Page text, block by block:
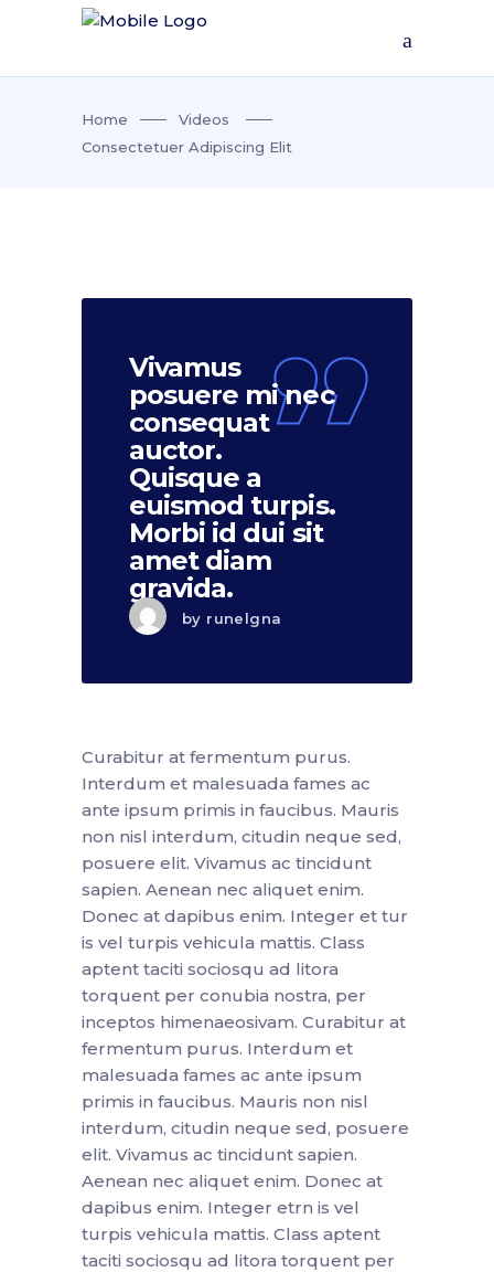
Home
Videos
Consectetuer Adipiscing Elit
Vivamus
posuere mi nec
consequat
auctor.
Quisque a
euismod turpis.
Morbi id dui sit
amet diam
gravida.
by runelgna
Curabitur at fermentum purus.
Interdum et malesuada fames ac
ante ipsum primis in faucibus. Mauris
non nisl interdum, citudin neque sed,
posuere elit. Vivamus ac tincidunt
sapien. Aenean nec aliquet enim.
Donec at dapibus enim. Integer et tur
is vel turpis vehicula mattis. Class
aptent taciti sociosqu ad litora
torquent per conubia nostra, per
inceptos himenaeosivam. Curabitur at
fermentum purus. Interdum et
malesuada fames ac ante ipsum
primis in faucibus. Mauris non nisl
interdum, citudin neque sed, posuere
elit. Vivamus ac tincidunt sapien.
Aenean nec aliquet enim. Donec at
dapibus enim. Integer etrn is vel
turpis vehicula mattis. Class aptent
taciti sociosqu ad litora torquent per